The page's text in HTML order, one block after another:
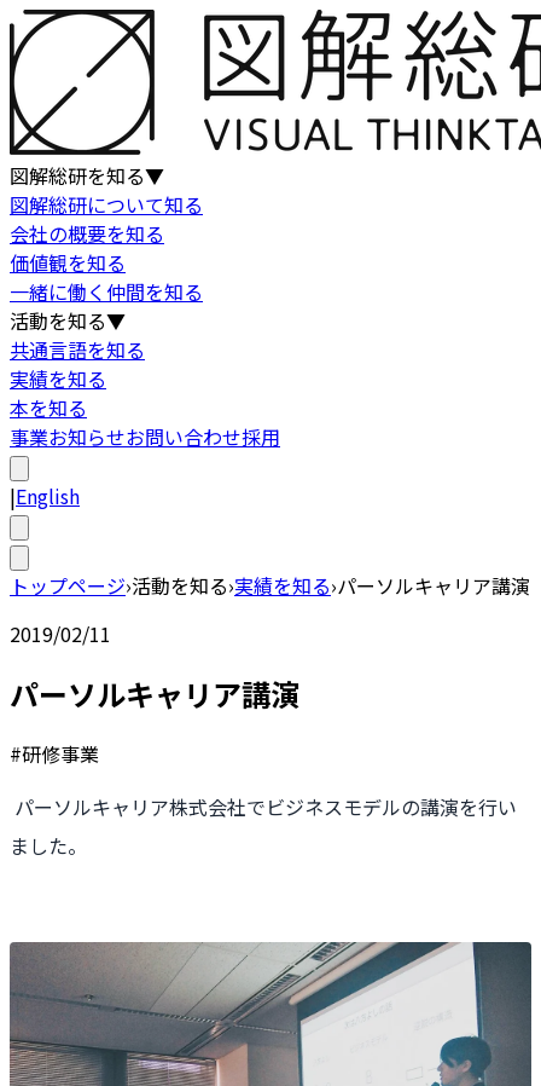
図解総研を知る▼
図解総研について知る
会社の概要を知る
価値観を知る
一緒に働く仲間を知る
活動を知る▼
共通言語を知る
実績を知る
本を知る
事業お知らせお問い合わせ採用
|English
トップページ›活動を知る›実績を知る›パーソルキャリア講演
2019/02/11
パーソルキャリア講演
#研修事業
パーソルキャリア株式会社でビジネスモデルの講演を行い
ました。